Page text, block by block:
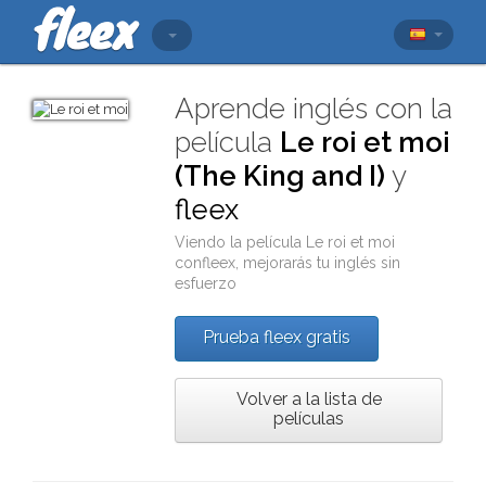
Aprende inglés con la
película Le roi et moi
(The King and I) y
fleex
Viendo la película
Le roi et moi
confleex , mejorarás tu inglés sin
esfuerzo
Prueba fleex gratis
Volver a la lista de
películas